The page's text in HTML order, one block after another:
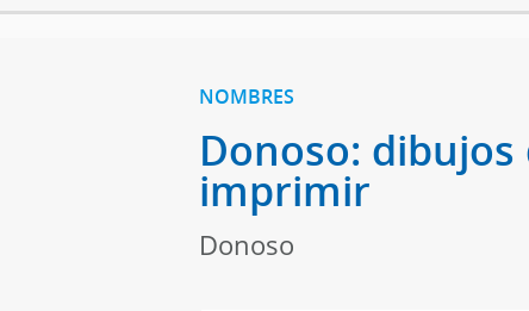
NOMBRES
Donoso:
imprimir
Donoso